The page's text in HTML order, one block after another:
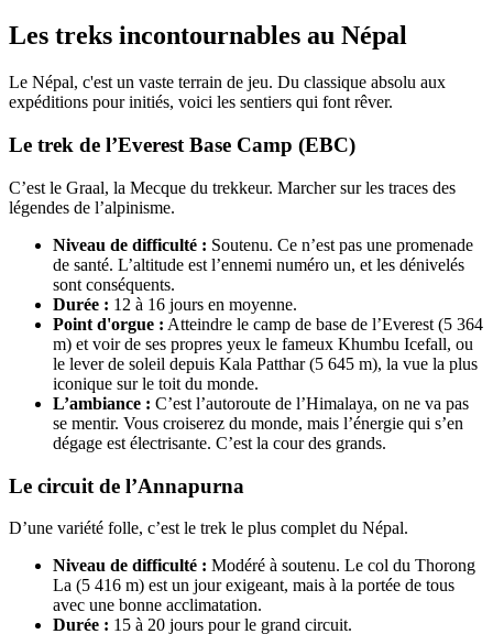
Les treks incontournables au Népal
Le Népal, c'est un vaste terrain de jeu. Du classique absolu aux
expéditions pour initiés, voici les sentiers qui font rêver.
Le trek de l’Everest Base Camp (EBC)
C’est le Graal, la Mecque du trekkeur. Marcher sur les traces des
légendes de l’alpinisme.
Niveau de difficulté : Soutenu. Ce n’est pas une promenade
de santé. L’altitude est l’ennemi numéro un, et les dénivelés
sont conséquents.
Durée : 12 à 16 jours en moyenne.
Point d'orgue : Atteindre le camp de base de l’Everest (5 364
m) et voir de ses propres yeux le fameux Khumbu Icefall, ou
le lever de soleil depuis Kala Patthar (5 645 m), la vue la plus
iconique sur le toit du monde.
L’ambiance : C’est l’autoroute de l’Himalaya, on ne va pas
se mentir. Vous croiserez du monde, mais l’énergie qui s’en
dégage est électrisante. C’est la cour des grands.
Le circuit de l’Annapurna
D’une variété folle, c’est le trek le plus complet du Népal.
Niveau de difficulté : Modéré à soutenu. Le col du Thorong
La (5 416 m) est un jour exigeant, mais à la portée de tous
avec une bonne acclimatation.
Durée : 15 à 20 jours pour le grand circuit.